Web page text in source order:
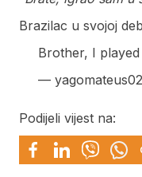
Brazilac u svojoj
Brother, I
—
Podijeli vijest na: